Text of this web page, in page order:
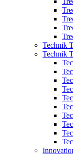
Technik
Technik